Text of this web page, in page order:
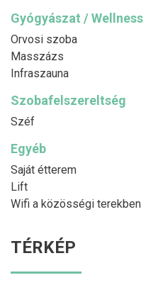
Gyógyászat / Wellness
Orvosi szoba
Masszázs
Infraszauna
Szobafelszereltség
Széf
Egyéb
Saját étterem
Lift
Wifi a közösségi terekben
TÉRKÉP